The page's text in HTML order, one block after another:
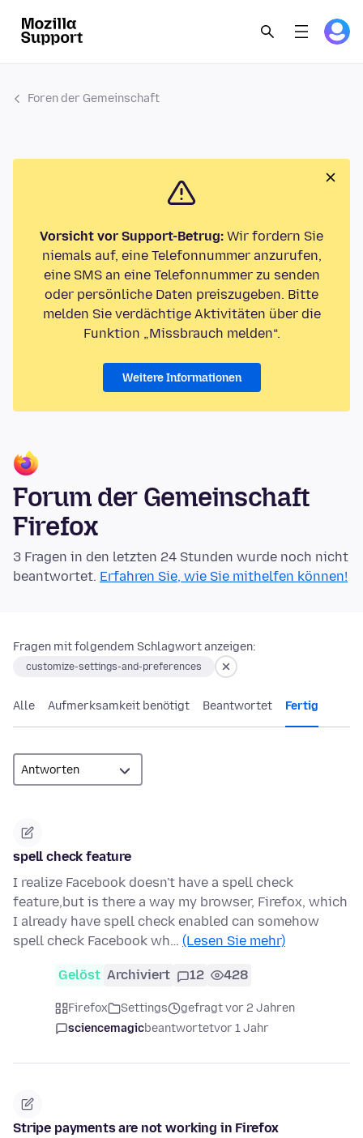
Foren der Gemeinschaft
Vorsicht vor Support-Betrug: Wir fordern Sie
niemals auf, eine Telefonnummer anzurufen,
eine SMS an eine Telefonnummer zu senden
oder persönliche Daten preiszugeben. Bitte
melden Sie verdächtige Aktivitäten über die
Funktion „Missbrauch melden“.
Weitere Informationen
Forum der Gemeinschaft
Firefox
3 Fragen in den letzten 24 Stunden wurde noch nicht
beantwortet. Erfahren Sie, wie Sie mithelfen können!
Fragen mit folgendem Schlagwort anzeigen:
customize-settings-and-preferences
Alle Aufmerksamkeit benötigt Beantwortet Fertig
spell check feature
I realize Facebook doesn't have a spell check
feature,but is there a way my browser, Firefox, which
I already have spell check enabled can somehow
spell check Facebook wh… (Lesen Sie mehr)
Gelöst Archiviert 12 428
Firefox Settings
gefragt vor 2 Jahren
sciencemagicbeantwortetvor 1 Jahr
Stripe payments are not working in Firefox